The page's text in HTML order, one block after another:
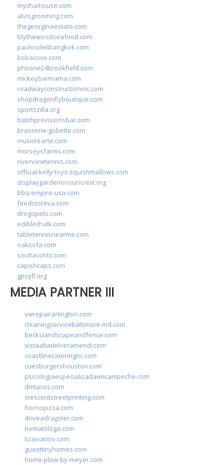
mychaihouse.com
alvisgrooming.com
thegeorginaestate.com
blythewoodseafood.com
paolosdelibangkok.com
bobacove.com
phoone24brookfield.com
mickeybarmama.com
roadwayconstructioninc.com
shopdragonflyboutique.com
sportszilla.org
batchprovisionsbar.com
brasserie-gobette.com
musicrearte.com
morseysfarms.com
riverviewtennis.com
official-kelly-toys-squishmallows.com
displaygardenonsuncrest.org
bbq-empire-usa.com
feedstoreva.com
drogopets.com
ediblechalk.com
tabletennisnearme.com
oaksofa.com
soultacohtx.com
capishcaps.com
gpsyfl.org
MEDIA PARTNER III
vwrepairarlington.com
cleaningservicebaltimore-md.com
beckslandscapeandfence.com
vistaaltadelveramendi.com
coastlinecateringnc.com
cuesburgershouston.com
psicologiaespecializadaencampeche.com
dmtacos.com
crescentstreetprinting.com
hornopizza.com
driveadragster.com
hematologa.com
lizaivanov.com
guesttinyhomes.com
home-plow-by-meyer.com